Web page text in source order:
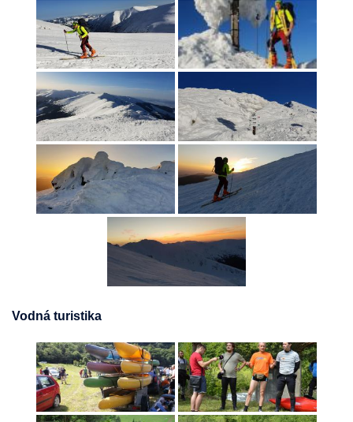
Vodná turistika